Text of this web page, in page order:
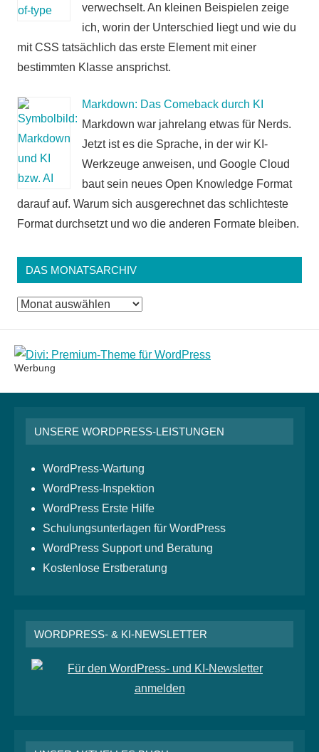
verwechselt. An kleinen Beispielen zeige
ich, worin der Unterschied liegt und wie du
mit CSS tatsächlich das erste Element mit einer
bestimmten Klasse ansprichst.
Markdown: Das Comeback durch KI
Markdown war jahrelang etwas für Nerds.
Jetzt ist es die Sprache, in der wir KI-
Werkzeuge anweisen, und Google Cloud
baut sein neues Open Knowledge Format
darauf auf. Warum sich ausgerechnet das schlichteste
Format durchsetzt und wo die anderen Formate bleiben.
DAS MONATSARCHIV
Das
Werbung
UNSERE WORDPRESS-LEISTUNGEN
WordPress-Wartung
WordPress-Inspektion
WordPress Erste Hilfe
Schulungsunterlagen für WordPress
WordPress Support und Beratung
Kostenlose Erstberatung
WORDPRESS- & KI-NEWSLETTER